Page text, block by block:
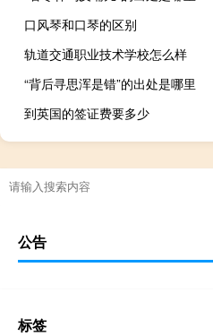
口风琴和口琴的区别
轨道交通职业技术学校怎么样
“背后寻思浑是错”的出处是哪里
到英国的签证费要多少
公告
标签